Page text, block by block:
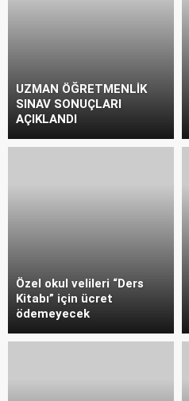
UZMAN ÖĞRETMENLİK
SINAV SONUÇLARI
AÇIKLANDI
Özel okul velileri “Ders
Kitabı” için ücret
ödemeyecek